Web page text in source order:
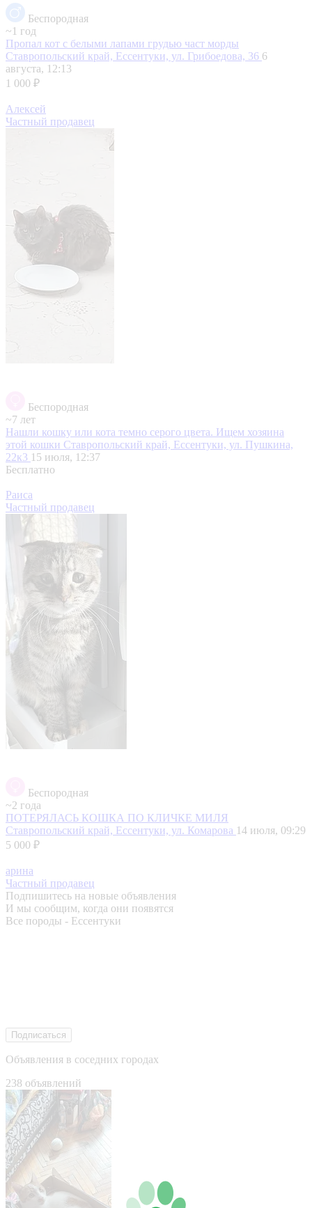
Беспородная
~1 год
Пропал кот с белыми лапами грудью част морды
Ставропольский край, Ессентуки, ул. Грибоедова, 36 6
августа, 12:13
1 000 ₽
Алексей
Частный продавец
Беспородная
~7 лет
Нашли кошку или кота темно серого цвета. Ищем хозяина
этой кошки Ставропольский край, Ессентуки, ул. Пушкина,
22к3 15 июля, 12:37
Бесплатно
Раиса
Частный продавец
Беспородная
~2 года
ПОТЕРЯЛАСЬ КОШКА ПО КЛИЧКЕ МИЛЯ
Ставропольский край, Ессентуки, ул. Комарова 14 июля, 09:29
5 000 ₽
арина
Частный продавец
Подпишитесь на новые объявления
И мы сообщим, когда они появятся
Все породы - Ессентуки
Подписаться
Объявления в соседних городах
238 объявлений